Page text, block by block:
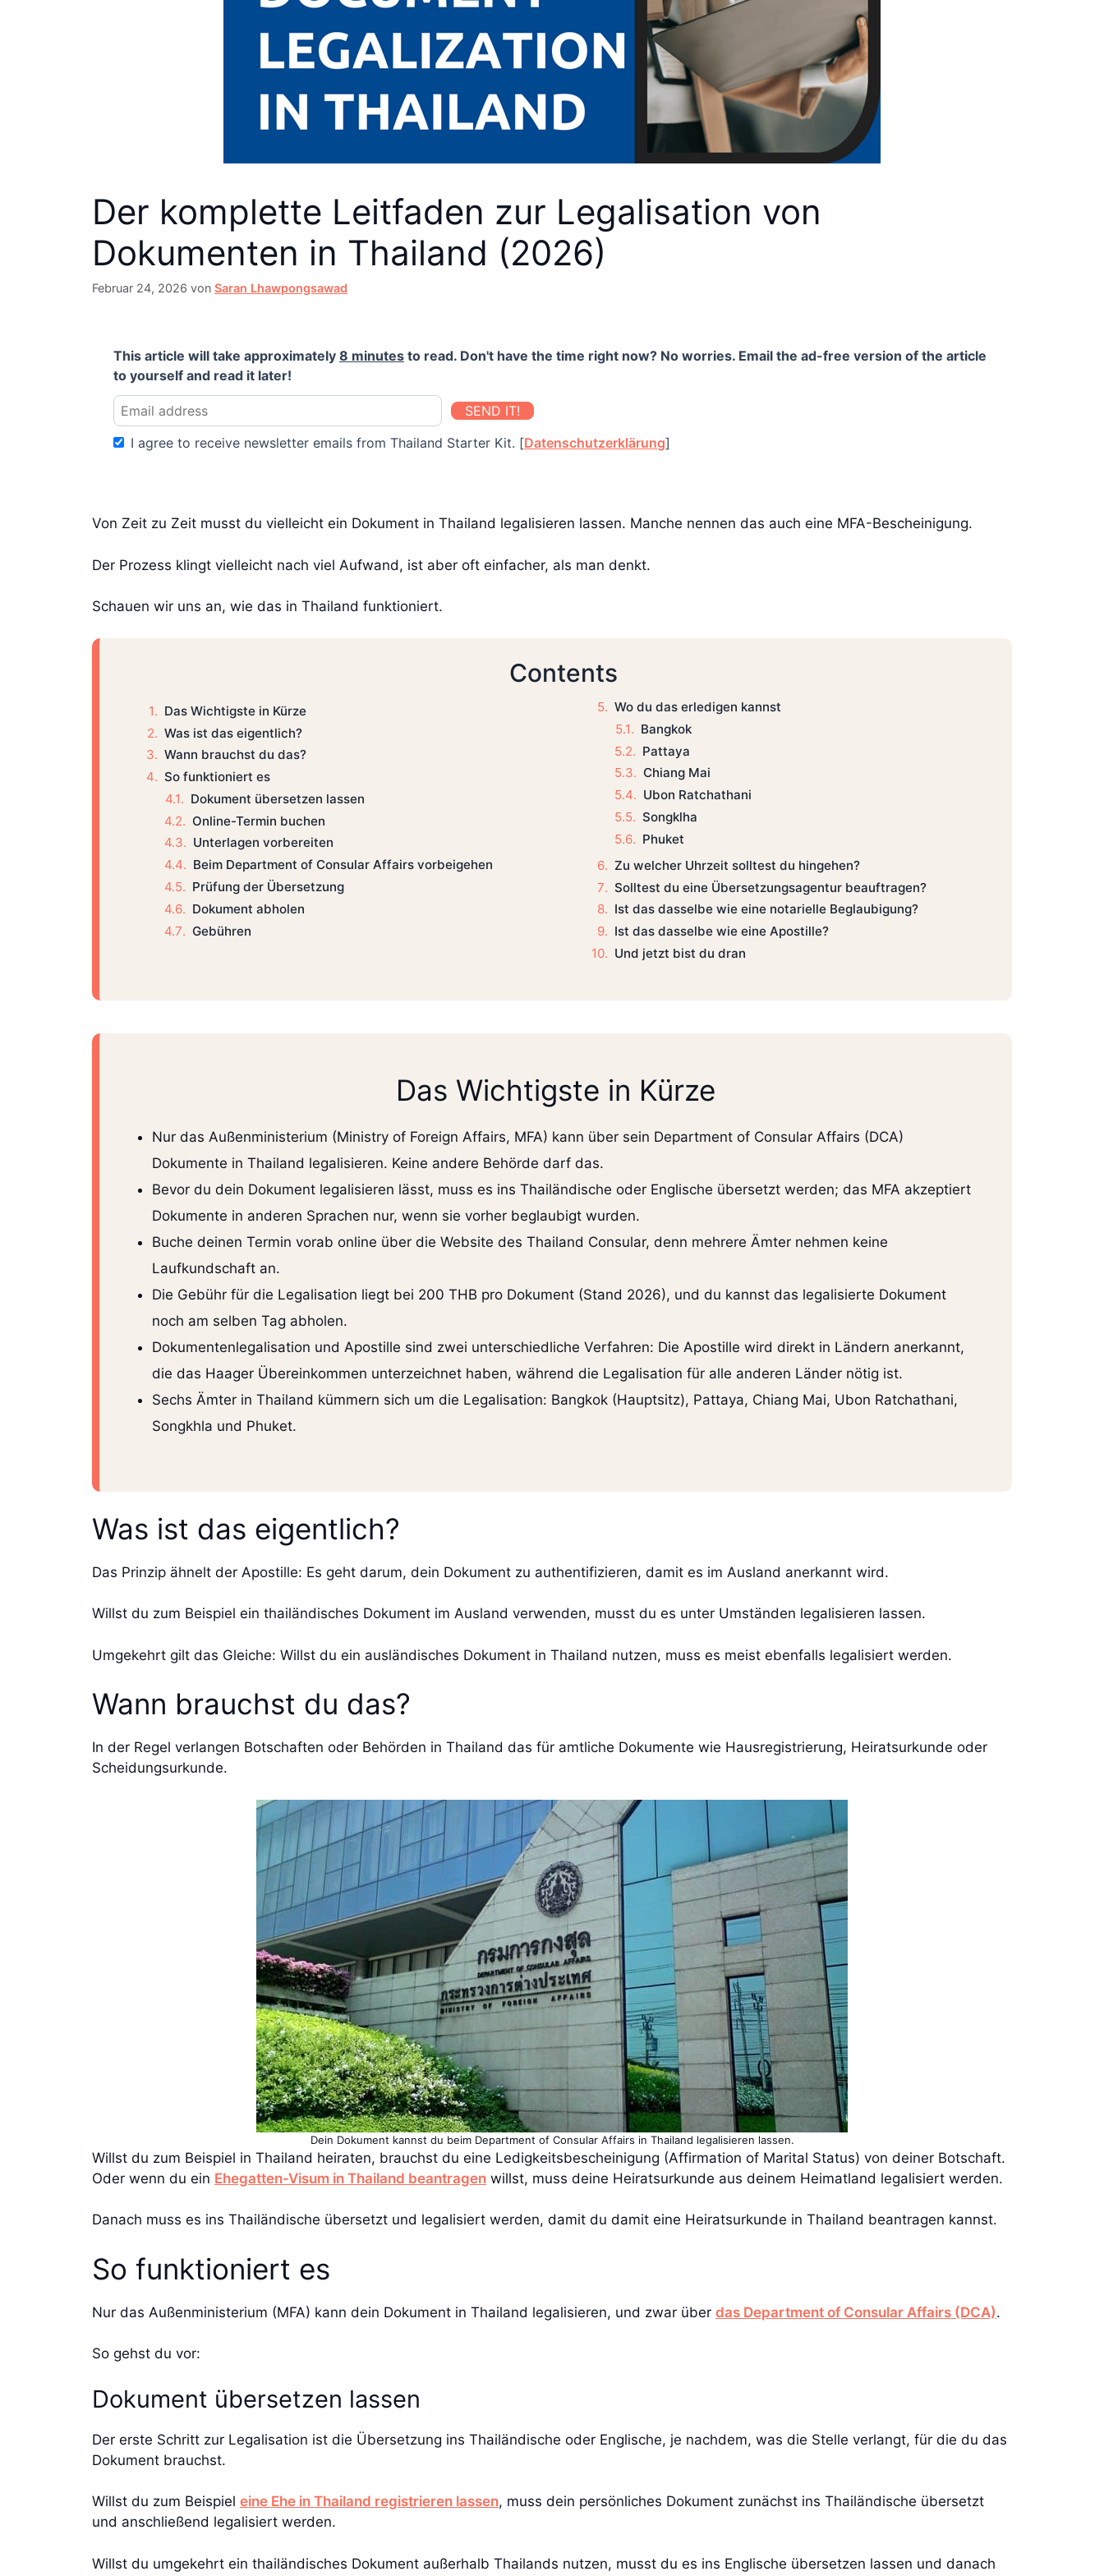
Der komplette Leitfaden zur Legalisation von
Dokumenten in Thailand (2026)
Februar 24, 2026 von Saran Lhawpongsawad
This article will take approximately 8 minutes to read. Don't have the time right now? No worries. Email the ad-free version of the article
to yourself and read it later!
SEND IT!
I agree to receive newsletter emails from Thailand Starter Kit. [Datenschutzerklärung]
Von Zeit zu Zeit musst du vielleicht ein Dokument in Thailand legalisieren lassen. Manche nennen das auch eine MFA-Bescheinigung.
Der Prozess klingt vielleicht nach viel Aufwand, ist aber oft einfacher, als man denkt.
Schauen wir uns an, wie das in Thailand funktioniert.
Contents
Das Wichtigste in Kürze
Was ist das eigentlich?
Wann brauchst du das?
So funktioniert es
Dokument übersetzen lassen
Online-Termin buchen
Unterlagen vorbereiten
Beim Department of Consular Affairs vorbeigehen
Prüfung der Übersetzung
Dokument abholen
Gebühren
Wo du das erledigen kannst
Bangkok
Pattaya
Chiang Mai
Ubon Ratchathani
Songklha
Phuket
Zu welcher Uhrzeit solltest du hingehen?
Solltest du eine Übersetzungsagentur beauftragen?
Ist das dasselbe wie eine notarielle Beglaubigung?
Ist das dasselbe wie eine Apostille?
Und jetzt bist du dran
Das Wichtigste in Kürze
Nur das Außenministerium (Ministry of Foreign Affairs, MFA) kann über sein Department of Consular Affairs (DCA)
Dokumente in Thailand legalisieren. Keine andere Behörde darf das.
Bevor du dein Dokument legalisieren lässt, muss es ins Thailändische oder Englische übersetzt werden; das MFA akzeptiert
Dokumente in anderen Sprachen nur, wenn sie vorher beglaubigt wurden.
Buche deinen Termin vorab online über die Website des Thailand Consular, denn mehrere Ämter nehmen keine
Laufkundschaft an.
Die Gebühr für die Legalisation liegt bei 200 THB pro Dokument (Stand 2026), und du kannst das legalisierte Dokument
noch am selben Tag abholen.
Dokumentenlegalisation und Apostille sind zwei unterschiedliche Verfahren: Die Apostille wird direkt in Ländern anerkannt,
die das Haager Übereinkommen unterzeichnet haben, während die Legalisation für alle anderen Länder nötig ist.
Sechs Ämter in Thailand kümmern sich um die Legalisation: Bangkok (Hauptsitz), Pattaya, Chiang Mai, Ubon Ratchathani,
Songkhla und Phuket.
Was ist das eigentlich?
Das Prinzip ähnelt der Apostille: Es geht darum, dein Dokument zu authentifizieren, damit es im Ausland anerkannt wird.
Willst du zum Beispiel ein thailändisches Dokument im Ausland verwenden, musst du es unter Umständen legalisieren lassen.
Umgekehrt gilt das Gleiche: Willst du ein ausländisches Dokument in Thailand nutzen, muss es meist ebenfalls legalisiert werden.
Wann brauchst du das?
In der Regel verlangen Botschaften oder Behörden in Thailand das für amtliche Dokumente wie Hausregistrierung, Heiratsurkunde oder
Scheidungsurkunde.
Dein Dokument kannst du beim Department of Consular Affairs in Thailand legalisieren lassen.
Willst du zum Beispiel in Thailand heiraten, brauchst du eine Ledigkeitsbescheinigung (Affirmation of Marital Status) von deiner Botschaft.
Oder wenn du ein Ehegatten-Visum in Thailand beantragen willst, muss deine Heiratsurkunde aus deinem Heimatland legalisiert werden.
Danach muss es ins Thailändische übersetzt und legalisiert werden, damit du damit eine Heiratsurkunde in Thailand beantragen kannst.
So funktioniert es
Nur das Außenministerium (MFA) kann dein Dokument in Thailand legalisieren, und zwar über das Department of Consular Affairs (DCA).
So gehst du vor:
Dokument übersetzen lassen
Der erste Schritt zur Legalisation ist die Übersetzung ins Thailändische oder Englische, je nachdem, was die Stelle verlangt, für die du das
Dokument brauchst.
Willst du zum Beispiel eine Ehe in Thailand registrieren lassen, muss dein persönliches Dokument zunächst ins Thailändische übersetzt
und anschließend legalisiert werden.
Willst du umgekehrt ein thailändisches Dokument außerhalb Thailands nutzen, musst du es ins Englische übersetzen lassen und danach